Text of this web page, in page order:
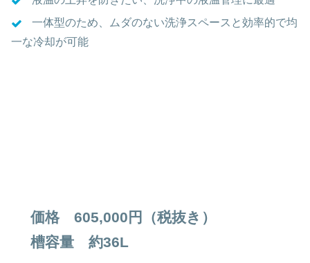
一体型のため、ムダのない洗浄スペースと効率的で均
一な冷却が可能
価格 605,000円（税抜き）
槽容量 約36L